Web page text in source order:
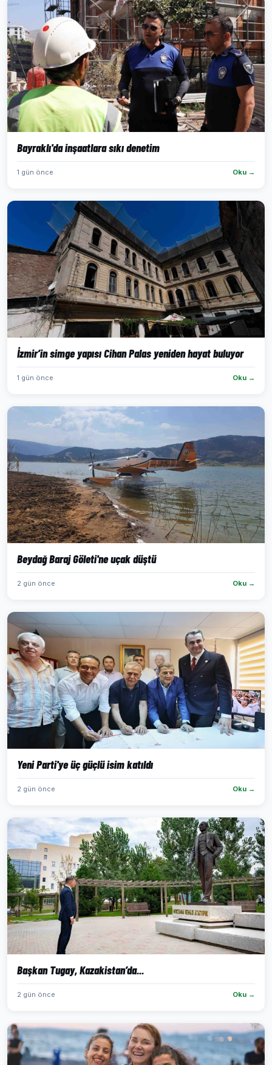
Bayraklı'da inşaatlara sıkı denetim
1 gün önce Oku →
İzmir’in simge yapısı Cihan Palas yeniden hayat buluyor
1 gün önce Oku →
Beydağ Baraj Göleti'ne uçak düştü
2 gün önce Oku →
Yeni Parti'ye üç güçlü isim katıldı
2 gün önce Oku →
Başkan Tugay, Kazakistan’da...
2 gün önce Oku →